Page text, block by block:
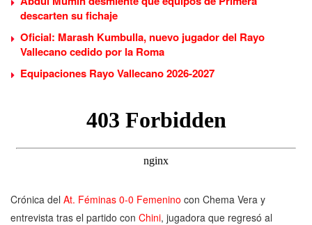
descarten su fichaje
Oficial: Marash Kumbulla, nuevo jugador del Rayo
Vallecano cedido por la Roma
Equipaciones Rayo Vallecano 2026-2027
Crónica del At. Féminas 0-0 Femenino con Chema Vera y
entrevista tras el partido con Chini, jugadora que regresó al